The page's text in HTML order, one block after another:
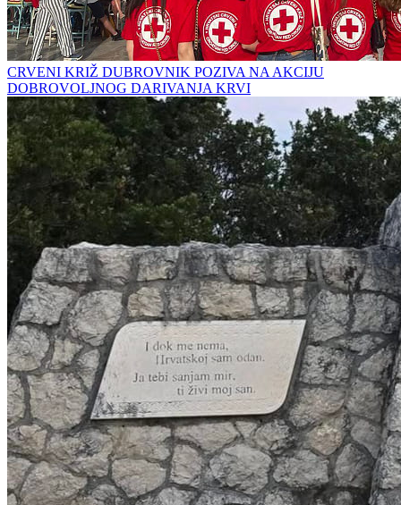
CRVENI KRIŽ DUBROVNIK POZIVA NA AKCIJU
DOBROVOLJNOG DARIVANJA KRVI